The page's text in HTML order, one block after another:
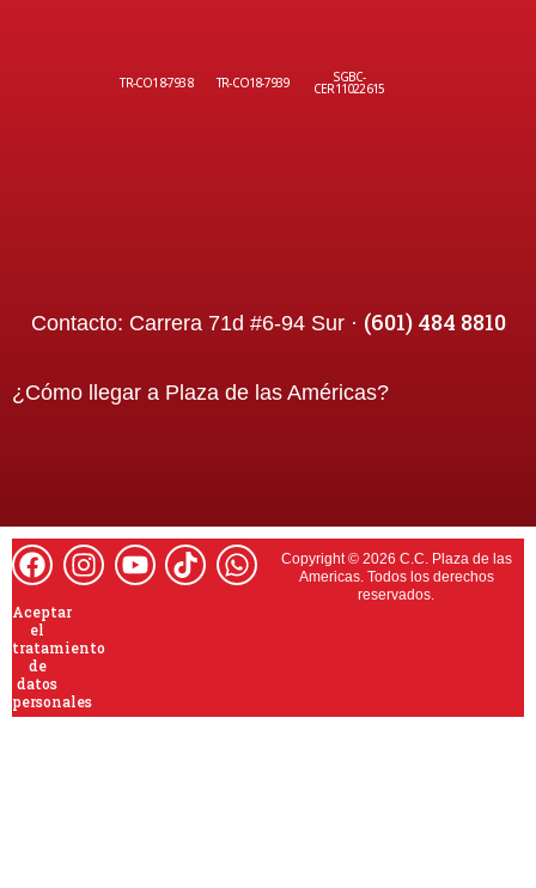
TR-CO18-7938 TR-CO18-7939 SGBC-
CER11022615
Contacto: Carrera 71d #6-94 Sur · (601) 484 8810
¿Cómo llegar a Plaza de las Américas?
Copyright © 2026 C.C. Plaza de las
Americas. Todos los derechos
reservados.
Aceptar
el
tratamiento
de
datos
personales